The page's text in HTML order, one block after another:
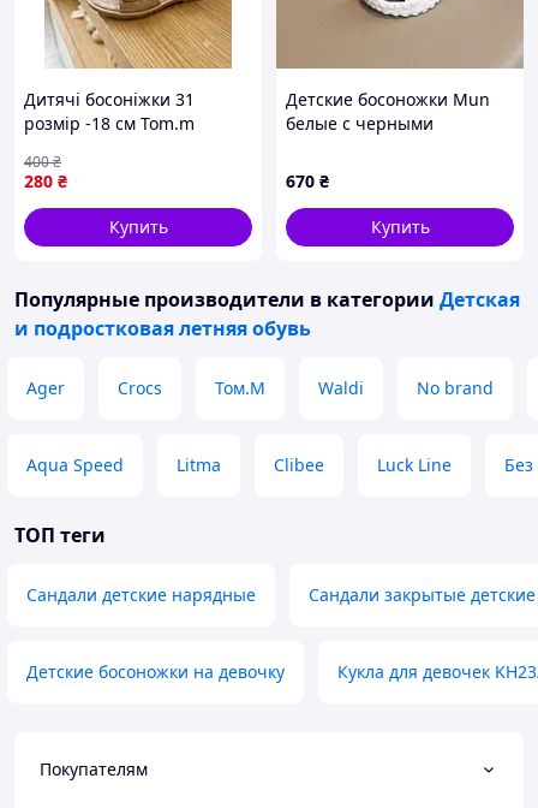
Дитячі босоніжки 31
розмір -18 см Tom.m
280 ₴
400₴
Купить
Детские босоножки Mun
белые с черными
670 ₴
Купить
Популярные производители в категории Детская
и подростковая летняя обувь
Ager Crocs Том.М Waldi No brand
Aqua Speed Litma Clibee Luck Line
ТОП теги
Сандали детские нарядные Сандали закрытые детские
Детские босоножки на девочку Кукла для девочек
Покупателям